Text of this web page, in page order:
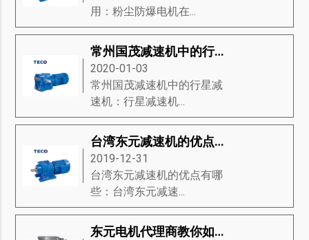
用：粉尘防爆电机在...
常州国茂减速机中的行星减速机
2020-01-03
常州国茂减速机中的行星减
速机：行星减速机...
台湾东元减速机的优点有哪些？
2019-12-31
台湾东元减速机的优点有哪
些：台湾东元减速...
东元电机代理商教你如何辨别真假电机